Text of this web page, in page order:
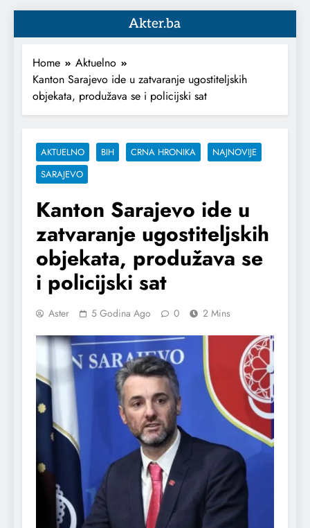
Akter.ba
Home
Aktuelno
Kanton Sarajevo ide u zatvaranje ugostiteljskih
objekata, produžava se i policijski sat
AKTUELNO BIH CRNA HRONIKA
NAJNOVIJE
SARAJEVO
Kanton Sarajevo ide u
zatvaranje ugostiteljskih
objekata, produžava se
i policijski sat
Aster 5 Godina Ago 0 2 Mins